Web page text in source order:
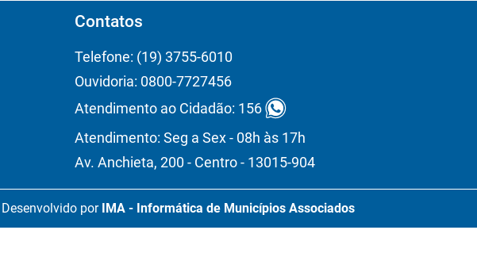
Contatos
Telefone: (19) 3755-6010
Ouvidoria: 0800-7727456
Atendimento ao Cidadão: 156
Atendimento: Seg a Sex - 08h às 17h
Av. Anchieta, 200 - Centro - 13015-904
Desenvolvido por IMA - Informática de Municípios Associados